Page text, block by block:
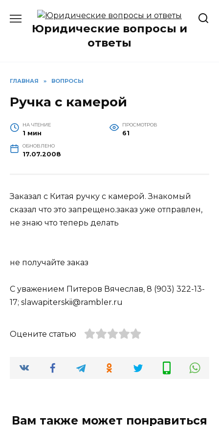
содержаниюЮридические вопросы и
ответы
ГЛАВНАЯ » ВОПРОСЫ
Ручка с камерой
НА ЧТЕНИЕ
1 мин
ПРОСМОТРОВ
61
ОБНОВЛЕНО
17.07.2008
Заказал с Китая ручку с камерой. Знакомый
сказал что это запрещено.заказ уже отправлен,
не знаю что теперь делать
не получайте заказ
С уважением Питеров Вячеслав, 8 (903) 322-13-
17; slawapiterskii@rambler.ru
Оцените статью
Вам также может понравиться